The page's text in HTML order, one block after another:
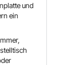
und
ein